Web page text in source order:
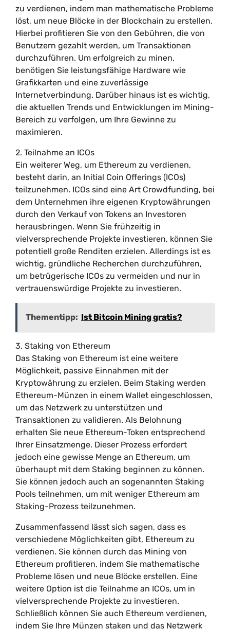
zu verdienen, indem man mathematische Probleme
löst, um neue Blöcke in der Blockchain zu erstellen.
Hierbei profitieren Sie von den Gebühren, die von
Benutzern gezahlt werden, um Transaktionen
durchzuführen. Um erfolgreich zu minen,
benötigen Sie leistungsfähige Hardware wie
Grafikkarten und eine zuverlässige
Internetverbindung. Darüber hinaus ist es wichtig,
die aktuellen Trends und Entwicklungen im Mining-
Bereich zu verfolgen, um Ihre Gewinne zu
maximieren.
2. Teilnahme an ICOs
Ein weiterer Weg, um Ethereum zu verdienen,
besteht darin, an Initial Coin Offerings (ICOs)
teilzunehmen. ICOs sind eine Art Crowdfunding, bei
dem Unternehmen ihre eigenen Kryptowährungen
durch den Verkauf von Tokens an Investoren
herausbringen. Wenn Sie frühzeitig in
vielversprechende Projekte investieren, können Sie
potentiell große Renditen erzielen. Allerdings ist es
wichtig, gründliche Recherchen durchzuführen,
um betrügerische ICOs zu vermeiden und nur in
vertrauenswürdige Projekte zu investieren.
Thementipp: Ist Bitcoin Mining gratis?
3. Staking von Ethereum
Das Staking von Ethereum ist eine weitere
Möglichkeit, passive Einnahmen mit der
Kryptowährung zu erzielen. Beim Staking werden
Ethereum-Münzen in einem Wallet eingeschlossen,
um das Netzwerk zu unterstützen und
Transaktionen zu validieren. Als Belohnung
erhalten Sie neue Ethereum-Token entsprechend
Ihrer Einsatzmenge. Dieser Prozess erfordert
jedoch eine gewisse Menge an Ethereum, um
überhaupt mit dem Staking beginnen zu können.
Sie können jedoch auch an sogenannten Staking
Pools teilnehmen, um mit weniger Ethereum am
Staking-Prozess teilzunehmen.
Zusammenfassend lässt sich sagen, dass es
verschiedene Möglichkeiten gibt, Ethereum zu
verdienen. Sie können durch das Mining von
Ethereum profitieren, indem Sie mathematische
Probleme lösen und neue Blöcke erstellen. Eine
weitere Option ist die Teilnahme an ICOs, um in
vielversprechende Projekte zu investieren.
Schließlich können Sie auch Ethereum verdienen,
indem Sie Ihre Münzen staken und das Netzwerk